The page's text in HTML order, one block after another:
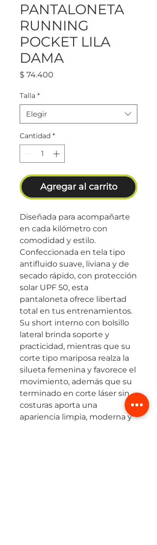
PANTALONETA
RUNNING
POCKET LILA
DAMA
$ 74.400
Talla *
Elegir
Cantidad *
Agregar al carrito
Diseñada para acompañarte
en cada kilómetro con
comodidad y estilo.
Confeccionada en tela tipo
antifluido suave, liviana y de
secado rápido, con protección
solar UPF 50, esta
pantaloneta ofrece libertad
total en tus entrenamientos.
Su short interno con bolsillo
lateral brinda soporte y
practicidad, mientras que su
corte tipo mariposa realza la
silueta femenina y favorece el
movimiento, además que su
terminado en corte láser sin
costuras aporta una
apariencia limpia, moderna y